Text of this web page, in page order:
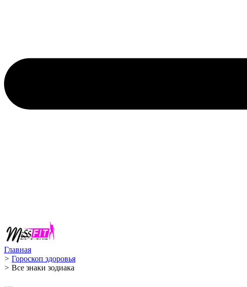
Главная
> Гороскоп здоровья
> Все знаки зодиака